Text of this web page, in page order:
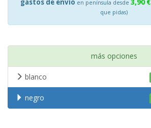
en península desde
que pidas)
más opciones
blanco
negro